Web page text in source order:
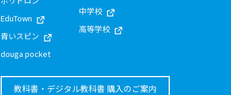
EduTown
青いスピン
douga pocket
中学校
高等学校
教科書・デジタル教科書 購入のご案内